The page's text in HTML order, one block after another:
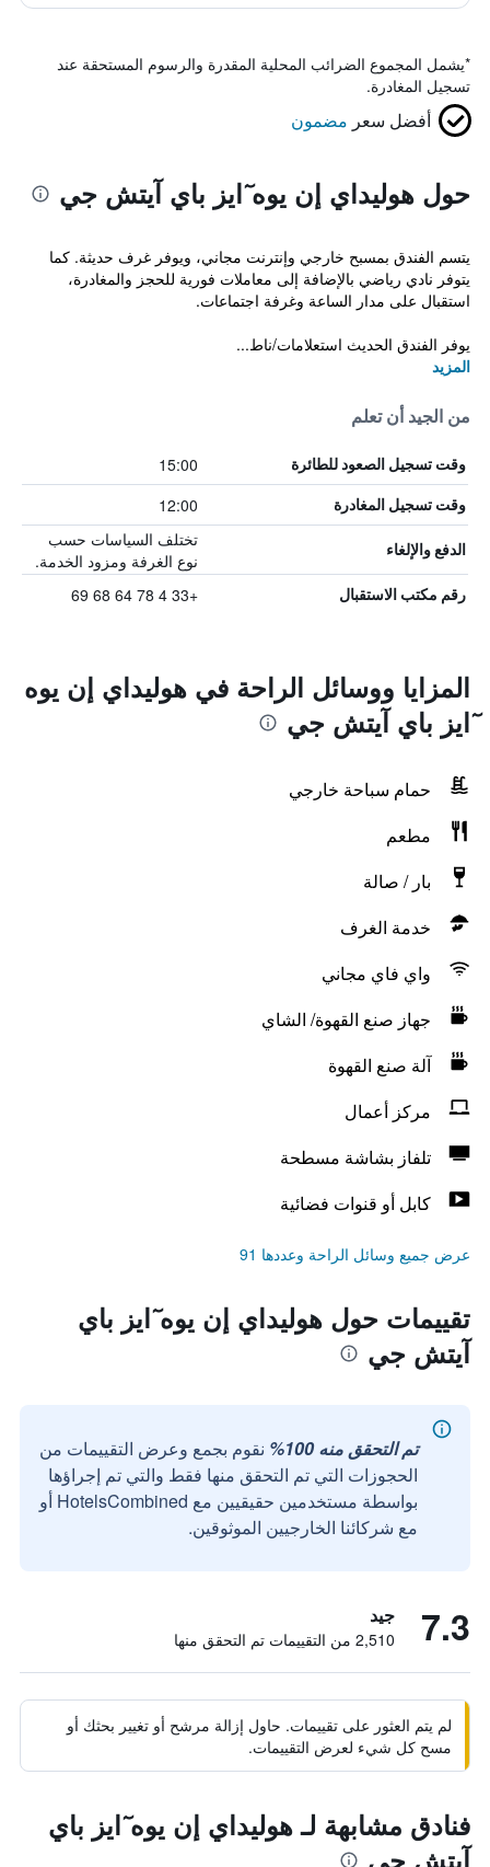
*يشمل المجموع الضرائب المحلية المقدرة والرسوم المستحقة عند
تسجيل المغادرة.
أفضل سعر مضمون
حول هوليداي إن يوه ٓايز باي آيتش جي
يتسم الفندق بمسبح خارجي وإنترنت مجاني، ويوفر غرف حديثة. كما
يتوفر نادي رياضي بالإضافة إلى معاملات فورية للحجز والمغادرة،
استقبال على مدار الساعة وغرفة اجتماعات.
يوفر الفندق الحديث استعلامات/ناط...
المزيد
من الجيد أن تعلم
وقت تسجيل الصعود للطائرة 15:00
وقت تسجيل المغادرة 12:00
الدفع والإلغاء
تختلف السياسات حسب
نوع الغرفة ومزود الخدمة.
رقم مكتب الاستقبال +33 4 78 64 68 69
المزايا ووسائل الراحة في هوليداي إن يوه
ٓايز باي آيتش جي
حمام سباحة خارجي
مطعم
بار / صالة
خدمة الغرف
واي فاي مجاني
جهاز صنع القهوة/ الشاي
آلة صنع القهوة
مركز أعمال
تلفاز بشاشة مسطحة
كابل أو قنوات فضائية
عرض جميع وسائل الراحة وعددها 91
تقييمات حول هوليداي إن يوه ٓايز باي
آيتش جي
تم التحقق منه 100%
نقوم بجمع وعرض التقييمات من
الحجوزات التي تم التحقق منها فقط والتي تم إجراؤها
بواسطة مستخدمين حقيقيين مع HotelsCombined أو
مع شركائنا الخارجيين الموثوقين.
7.3 جيد
2,510 من التقييمات تم التحقق منها
لم يتم العثور على تقييمات. حاول إزالة مرشح أو تغيير بحثك أو
مسح كل شيء لعرض التقييمات.
فنادق مشابهة لـ هوليداي إن يوه ٓايز باي
آيتش جي